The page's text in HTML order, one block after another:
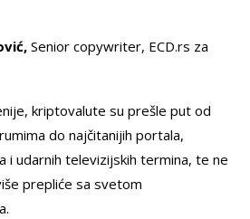
Senior copywriter, ECD.rs za
kriptovalute su prešle put od
do najčitanijih portala,
i udarnih televizijskih termina, te ne
prepliće sa svetom